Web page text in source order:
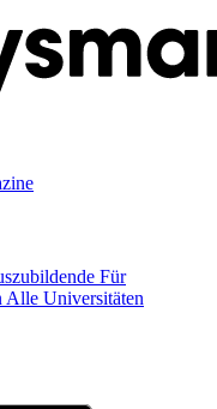
Für
Alle Universitäten